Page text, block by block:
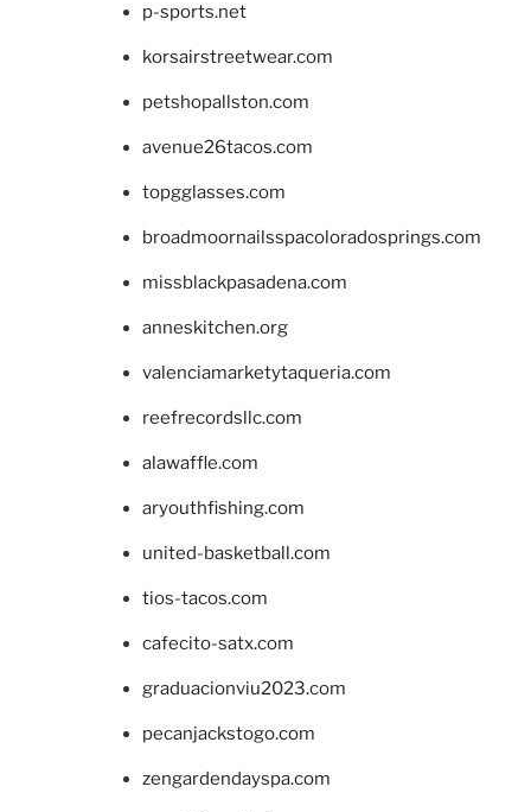
p-sports.net
korsairstreetwear.com
petshopallston.com
avenue26tacos.com
topgglasses.com
broadmoornailsspacoloradosprings.com
missblackpasadena.com
anneskitchen.org
valenciamarketytaqueria.com
reefrecordsllc.com
alawaffle.com
aryouthfishing.com
united-basketball.com
tios-tacos.com
cafecito-satx.com
graduacionviu2023.com
pecanjackstogo.com
zengardendayspa.com